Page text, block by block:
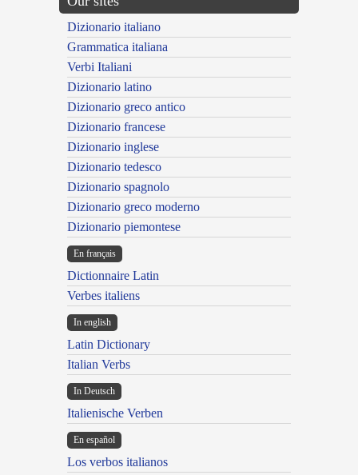
Dizionario italiano
Grammatica italiana
Verbi Italiani
Dizionario latino
Dizionario greco antico
Dizionario francese
Dizionario inglese
Dizionario tedesco
Dizionario spagnolo
Dizionario greco moderno
Dizionario piemontese
En français
Dictionnaire Latin
Verbes italiens
In english
Latin Dictionary
Italian Verbs
In Deutsch
Italienische Verben
En español
Los verbos italianos